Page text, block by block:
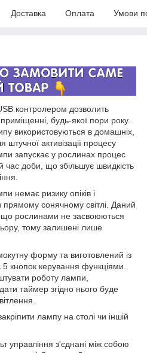
Доставка Оплата Умови
контролером дозволить
будь-якої пори року.
використовуються в домашніх,
активізації процесу
запускає у рослинах процес
час доби, що збільшує швидкість
немає ризику опіків і
сонячному світлі. Даний
рослинами не засвоюються
тому залишені лише
форму та виготовлений із
кнопок керування функціями.
роботу лампи,
таймер згідно нього буде
лампу на столі чи іншій
управління з'єднані між собою